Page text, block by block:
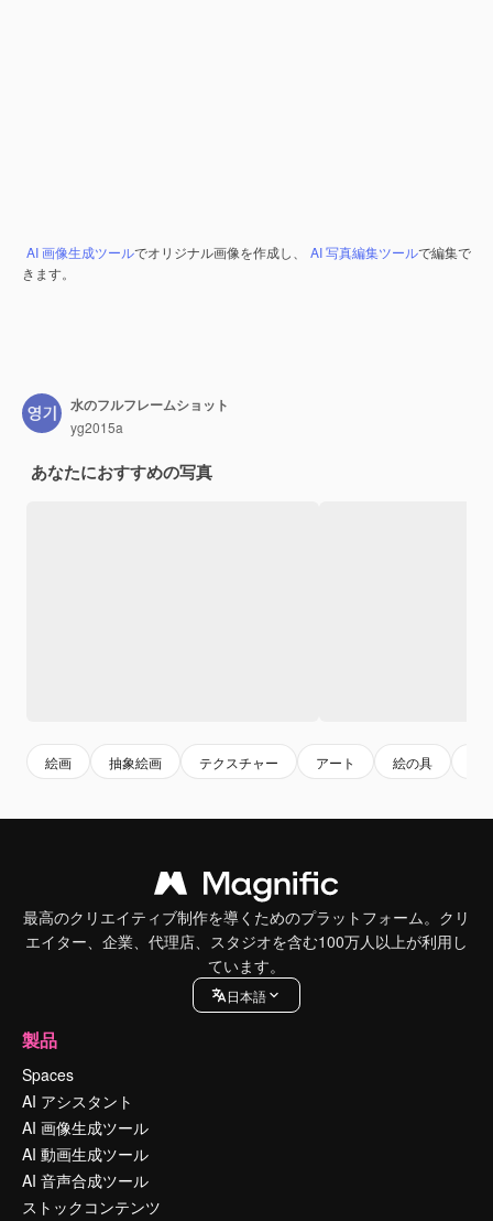
AI 画像生成ツールでオリジナル画像を作成し、 AI 写真編集ツールで編集で
きます。
水のフルフレームショット
yg2015a
あなたにおすすめの写真
絵画 抽象絵画 テクスチャー アート 絵の具
最高のクリエイティブ制作を導くためのプラットフォーム。クリ
エイター、企業、代理店、スタジオを含む100万人以上が利用し
ています。
日本語
製品
Spaces
AI アシスタント
AI 画像生成ツール
AI 動画生成ツール
AI 音声合成ツール
ストックコンテンツ